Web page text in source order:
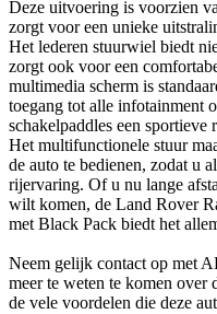
Deze uitvoering is voorzien
zorgt voor een unieke
Het lederen stuurwiel biedt
zorgt ook voor een
multimedia scherm is
toegang tot alle infotainment
schakelpaddles een sportieve
Het multifunctionele stuur
de auto te bedienen, zodat u
rijervaring. Of u nu lange
wilt komen, de Land Rover
met Black Pack biedt het
Neem gelijk contact op met
meer te weten te komen
de vele voordelen die deze